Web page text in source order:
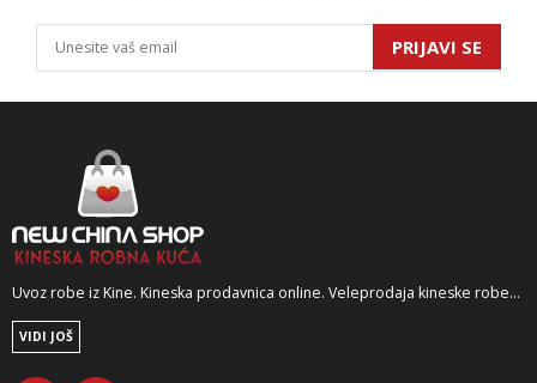
PRIJAVI SE
Uvoz robe iz Kine. Kineska prodavnica online. Veleprodaja kineske robe...
VIDI JOŠ